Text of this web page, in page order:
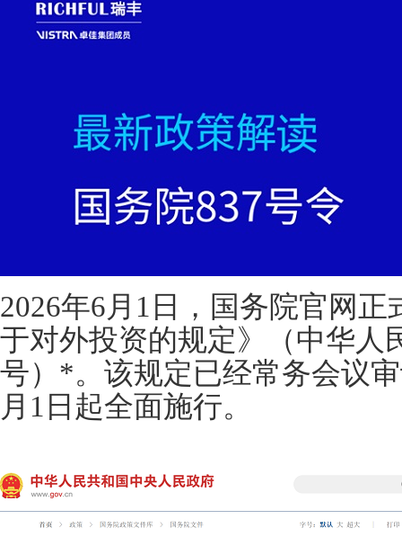
2026年6月1日，国务院官网
于对外投资的规定》（中华人
号）*。该规定已经常务会议
月1日起全面施行。